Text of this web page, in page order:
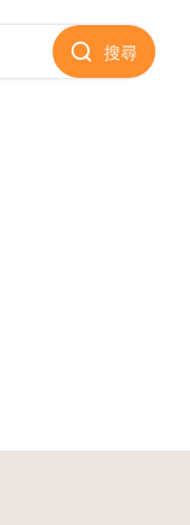
搜尋